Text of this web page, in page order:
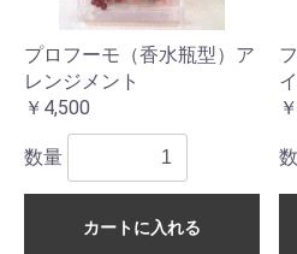
プロフーモ（香水瓶型）ア
レンジメント
￥4,500
数量
カートに入れる